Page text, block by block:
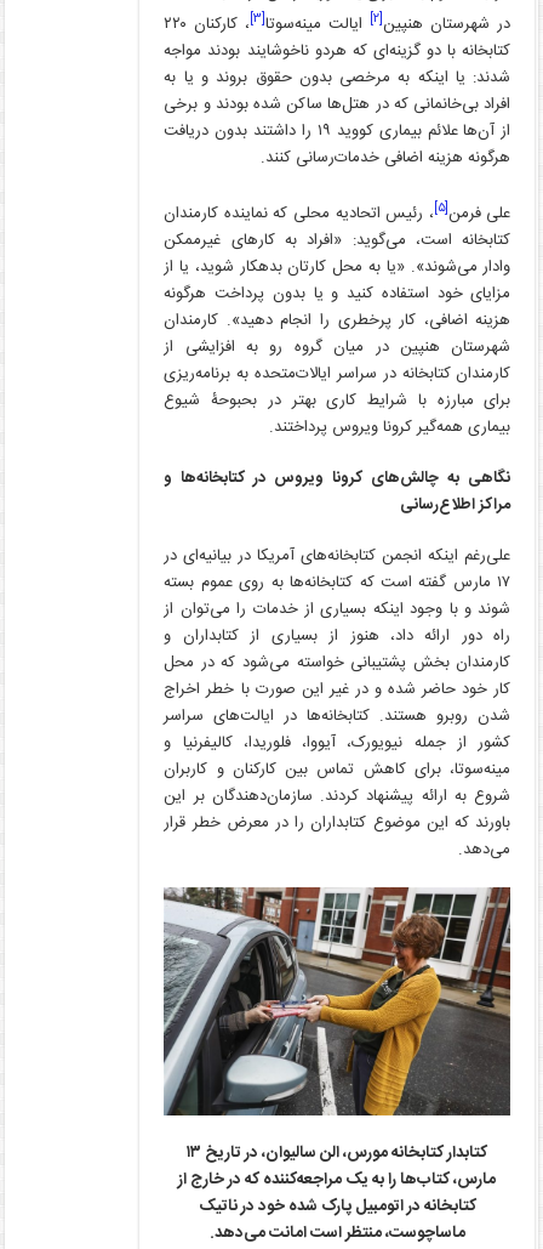
در شهرستان هنپین[۲] ایالت مینه‌سوتا[۳]
، کارکنان ۲۲۰
کتابخانه با دو گزینه‌ای که هردو ناخوشایند بودند مواجه
شدند: یا اینکه به مرخصی بدون حقوق بروند و یا به
افراد بی‌خانمانی که در هتل‌ها ساکن شده‌ بودند و برخی‌
از آن‌ها علائم بیماری کووید ۱۹ را داشتند بدون دریافت
هرگونه هزینه اضافی خدمات‌رسانی کنند.
علی فرمن[۵] ، رئیس اتحادیه محلی که نماینده کارمندان
کتابخانه است، می‌گوید: «افراد به کارهای غیرممکن
وادار می‌شوند». «یا به محل کارتان بدهکار شوید، یا از
مزایای خود استفاده کنید و یا بدون پرداخت هرگونه
هزینه اضافی، کار پرخطری را انجام دهید». کارمندان
شهرستان هنپین در میان گروه رو به افزایشی از
کارمندان کتابخانه در سراسر ایالات‌متحده به برنامه‌ریزی
برای مبارزه با شرایط کاری بهتر در بحبوحۀ شیوع
بیماری همه‌گیر کرونا ویروس پرداختند.
نگاهی به چالشهای کرونا ویروس در کتابخانهها و
مراکز اطلاعرسانی
علی‌رغم اینکه انجمن کتابخانه‌های آمریکا در بیانیه‌ای در
۱۷ مارس گفته است که کتابخانه‌ها به روی عموم بسته
شوند و با وجود اینکه بسیاری از خدمات را می‌توان از
راه دور ارائه داد، هنوز از بسیاری از کتابداران و
کارمندان بخش پشتیبانی خواسته می‌شود که در محل
کار خود حاضر شده و در غیر این صورت با خطر اخراج
شدن روبرو هستند. کتابخانه‌ها در ایالت‌های سراسر
کشور از جمله نیویورک، آیووا، فلوریدا، کالیفرنیا و
مینه‌سوتا، برای کاهش تماس بین کارکنان و کاربران
شروع به ارائه پیشنهاد کردند. سازمان‌دهندگان بر این
باورند که این موضوع کتابداران را در معرض خطر قرار
می‌دهد.
کتابدار کتابخانه مورس، الن سالیوان، در تاریخ ۱۳
مارس، کتاب‌ها را به یک مراجعهکننده که در خارج از
کتابخانه در اتومبیل پارک شده خود در ناتیک
ماساچوست، منتظر است امانت میدهد.